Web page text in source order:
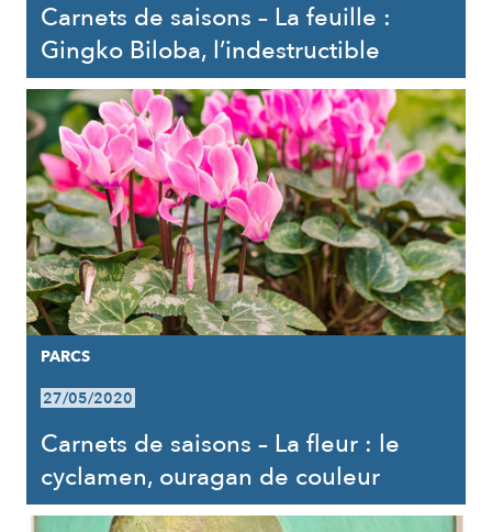
Carnets de saisons – La feuille :
Gingko Biloba, l’indestructible
PARCS
27/05/2020
Carnets de saisons – La fleur : le
cyclamen, ouragan de couleur